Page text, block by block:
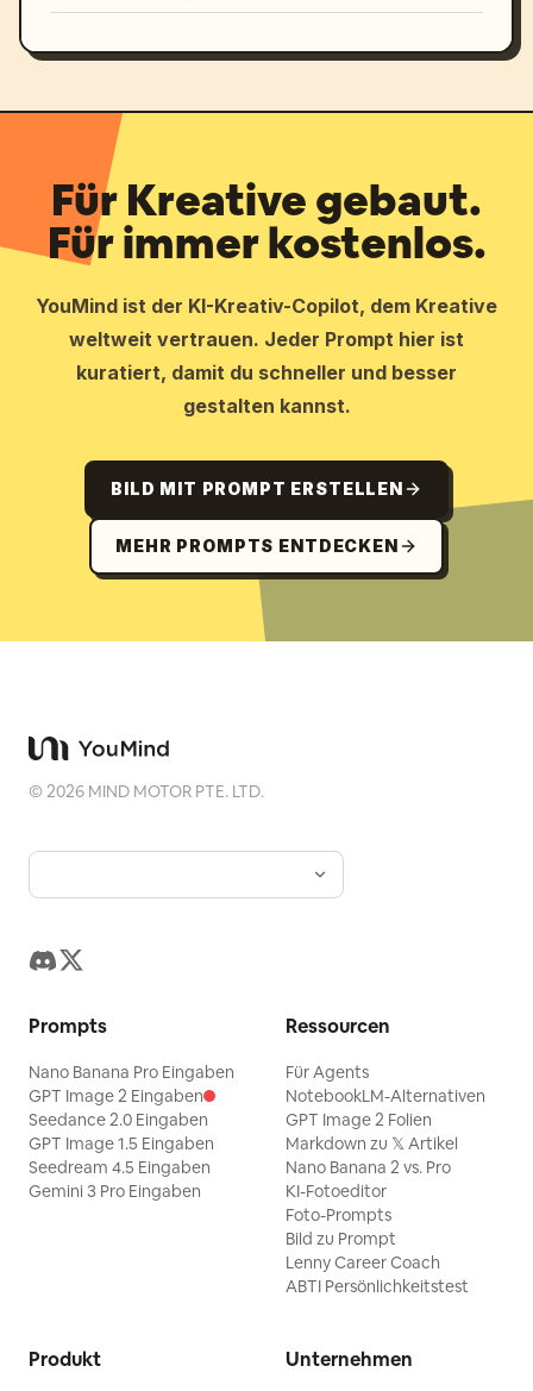
Für Kreative gebaut.
Für immer kostenlos.
YouMind ist der KI-Kreativ-Copilot, dem Kreative
weltweit vertrauen. Jeder Prompt hier ist
kuratiert, damit du schneller und besser
gestalten kannst.
BILD MIT PROMPT ERSTELLEN
MEHR PROMPTS ENTDECKEN
©2026 MIND MOTOR PTE. LTD.
Prompts
Nano Banana Pro Eingaben
GPT Image 2 Eingaben
Seedance 2.0 Eingaben
GPT Image 1.5 Eingaben
Seedream 4.5 Eingaben
Gemini 3 Pro Eingaben
Ressourcen
Für Agents
NotebookLM-Alternativen
GPT Image 2 Folien
Markdown zu 𝕏 Artikel
Nano Banana 2 vs. Pro
KI-Fotoeditor
Foto-Prompts
Bild zu Prompt
Lenny Career Coach
ABTI Persönlichkeitstest
Produkt Unternehmen